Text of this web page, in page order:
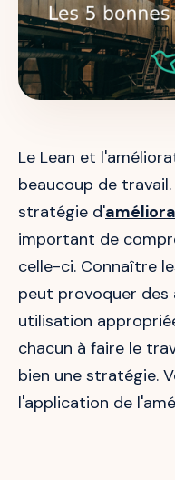
Le Lean et
beaucoup de
stratégie d'
important de
celle-ci. Connaître
peut provoquer
utilisation
chacun à faire le
bien une stratégie.
l'application de